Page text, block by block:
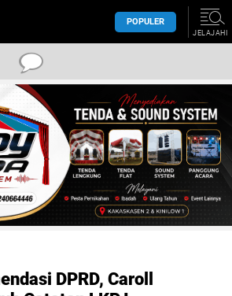
POPULER
JELAJAHI
DPRD, Caroll